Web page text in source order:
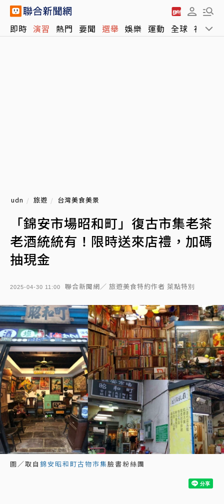
即時 演習 熱門 要聞 選舉 娛樂 運動 全球 社會
udn 旅遊 台灣美食美景
「錦安市場昭和町」復古市集老茶
老酒統統有！限時送來店禮，加碼
抽現金
2025-04-30 11:00 聯合新聞網／ 旅遊美食特約作者 萊點特別
圖／取自 錦安昭和町古物市集臉書粉絲團